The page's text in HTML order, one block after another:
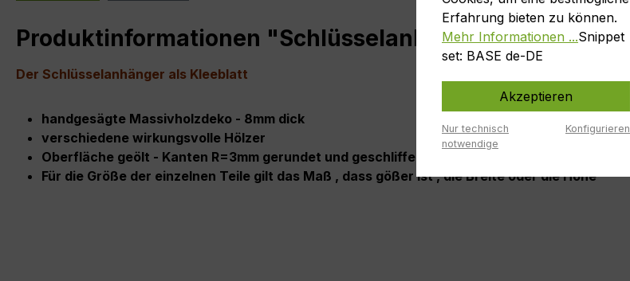
Produktinformationen "Schlüsselanhänger Kleeblatt"
Der Schlüsselanhänger als Kleeblatt
handgesägte Massivholzdeko - 8mm dick
verschiedene wirkungsvolle Hölzer
Oberfläche geölt - Kanten R=3mm gerundet und geschliffen
Für die Größe der einzelnen Teile gilt das Maß , dass gößer ist , die Breite oder die Höhe
Erfahrung bieten zu können.
Mehr Informationen ...Snippet
set: BASE de-DE
Akzeptieren
Nur technisch
notwendige
Konfigurieren